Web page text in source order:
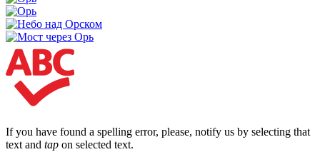
If you have found a spelling error, please, notify us by selecting that
text and tap on selected text.